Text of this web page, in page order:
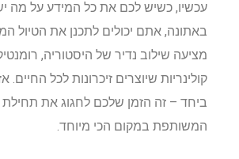
עכשיו, כשיש לכם את כל המידע על מה יש
באתונה, אתם יכולים לתכנן את הטיול
מציעה שילוב נדיר של היסטוריה, רומנטיקה
קולינריות שיוצרים זיכרונות לכל החיים. אז
ביחד – זה הזמן שלכם לחגוג את תחילת
המשותפת במקום הכי מיוחד.